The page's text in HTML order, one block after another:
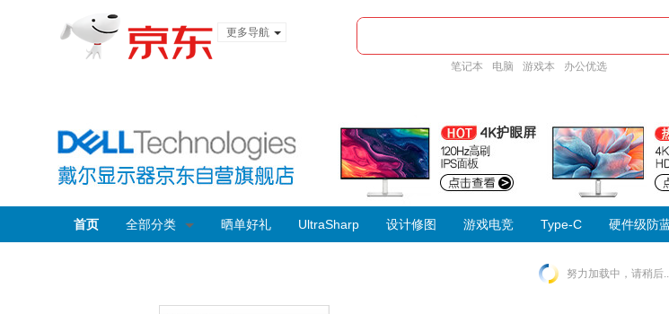
更多导航
笔记本 电脑 游戏本 办公优选
首页 全部分类 晒单好礼 UltraSharp 设计修图 游戏电竞 Type-C 硬件级防
努力加载中，请稍后